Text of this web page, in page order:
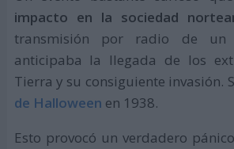
impacto en la sociedad
transmisión por radio de un
anticipaba la llegada de los
Tierra y su consiguiente invasión.
de Halloween en 1938.
Esto provocó un verdadero